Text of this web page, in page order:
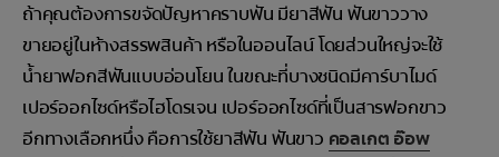
ถ้าคุณต้องการขจัดปัญหาคราบฟัน มียาสีฟัน ฟันขาววาง
ขายอยู่ในห้างสรรพสินค้า หรือในออนไลน์ โดยส่วนใหญ่จะใช้
น้ำยาฟอกสีฟันแบบอ่อนโยน ในขณะที่บางชนิดมีคาร์บาไมด์
เปอร์ออกไซด์หรือไฮโดรเจน เปอร์ออกไซด์ที่เป็นสารฟอกขาว
อีกทางเลือกหนึ่ง คือการใช้ยาสีฟัน ฟันขาว คอลเกต อ๊อพ